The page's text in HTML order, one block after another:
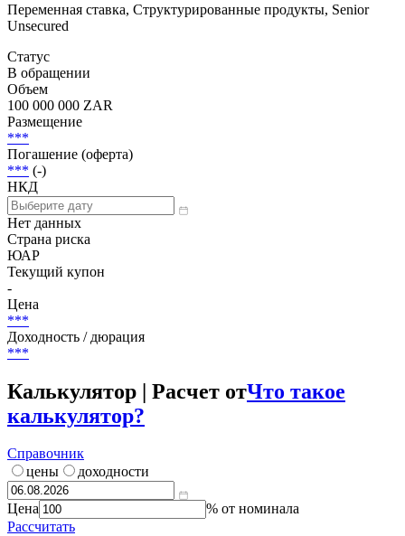
Переменная ставка, Структурированные продукты, Senior
Unsecured
Статус
В обращении
Объем
100 000 000 ZAR
Размещение
***
Погашение (оферта)
*** (-)
НКД
Нет данных
Страна риска
ЮАР
Текущий купон
-
Цена
***
Доходность / дюрация
***
Калькулятор | Расчет отЧто такое
калькулятор?
Справочник
цены
доходности
Цена
% от номинала
Рассчитать